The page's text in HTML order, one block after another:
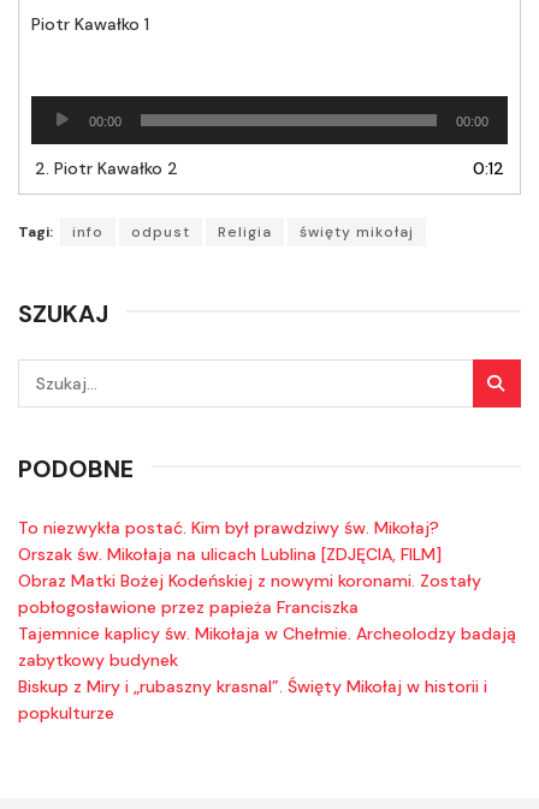
Piotr Kawałko 1
Odtwarzacz
plików
dźwiękowych
00:00 00:00
2. Piotr Kawałko 2 0:12
Tagi: info odpust Religia święty mikołaj
SZUKAJ
PODOBNE
To niezwykła postać. Kim był prawdziwy św. Mikołaj?
Orszak św. Mikołaja na ulicach Lublina [ZDJĘCIA, FILM]
Obraz Matki Bożej Kodeńskiej z nowymi koronami. Zostały
pobłogosławione przez papieża Franciszka
Tajemnice kaplicy św. Mikołaja w Chełmie. Archeolodzy badają
zabytkowy budynek
Biskup z Miry i „rubaszny krasnal”. Święty Mikołaj w historii i
popkulturze